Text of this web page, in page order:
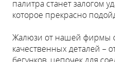
палитра станет залогом
которое прекрасно
Жалюзи от нашей фирмы
качественных деталей –